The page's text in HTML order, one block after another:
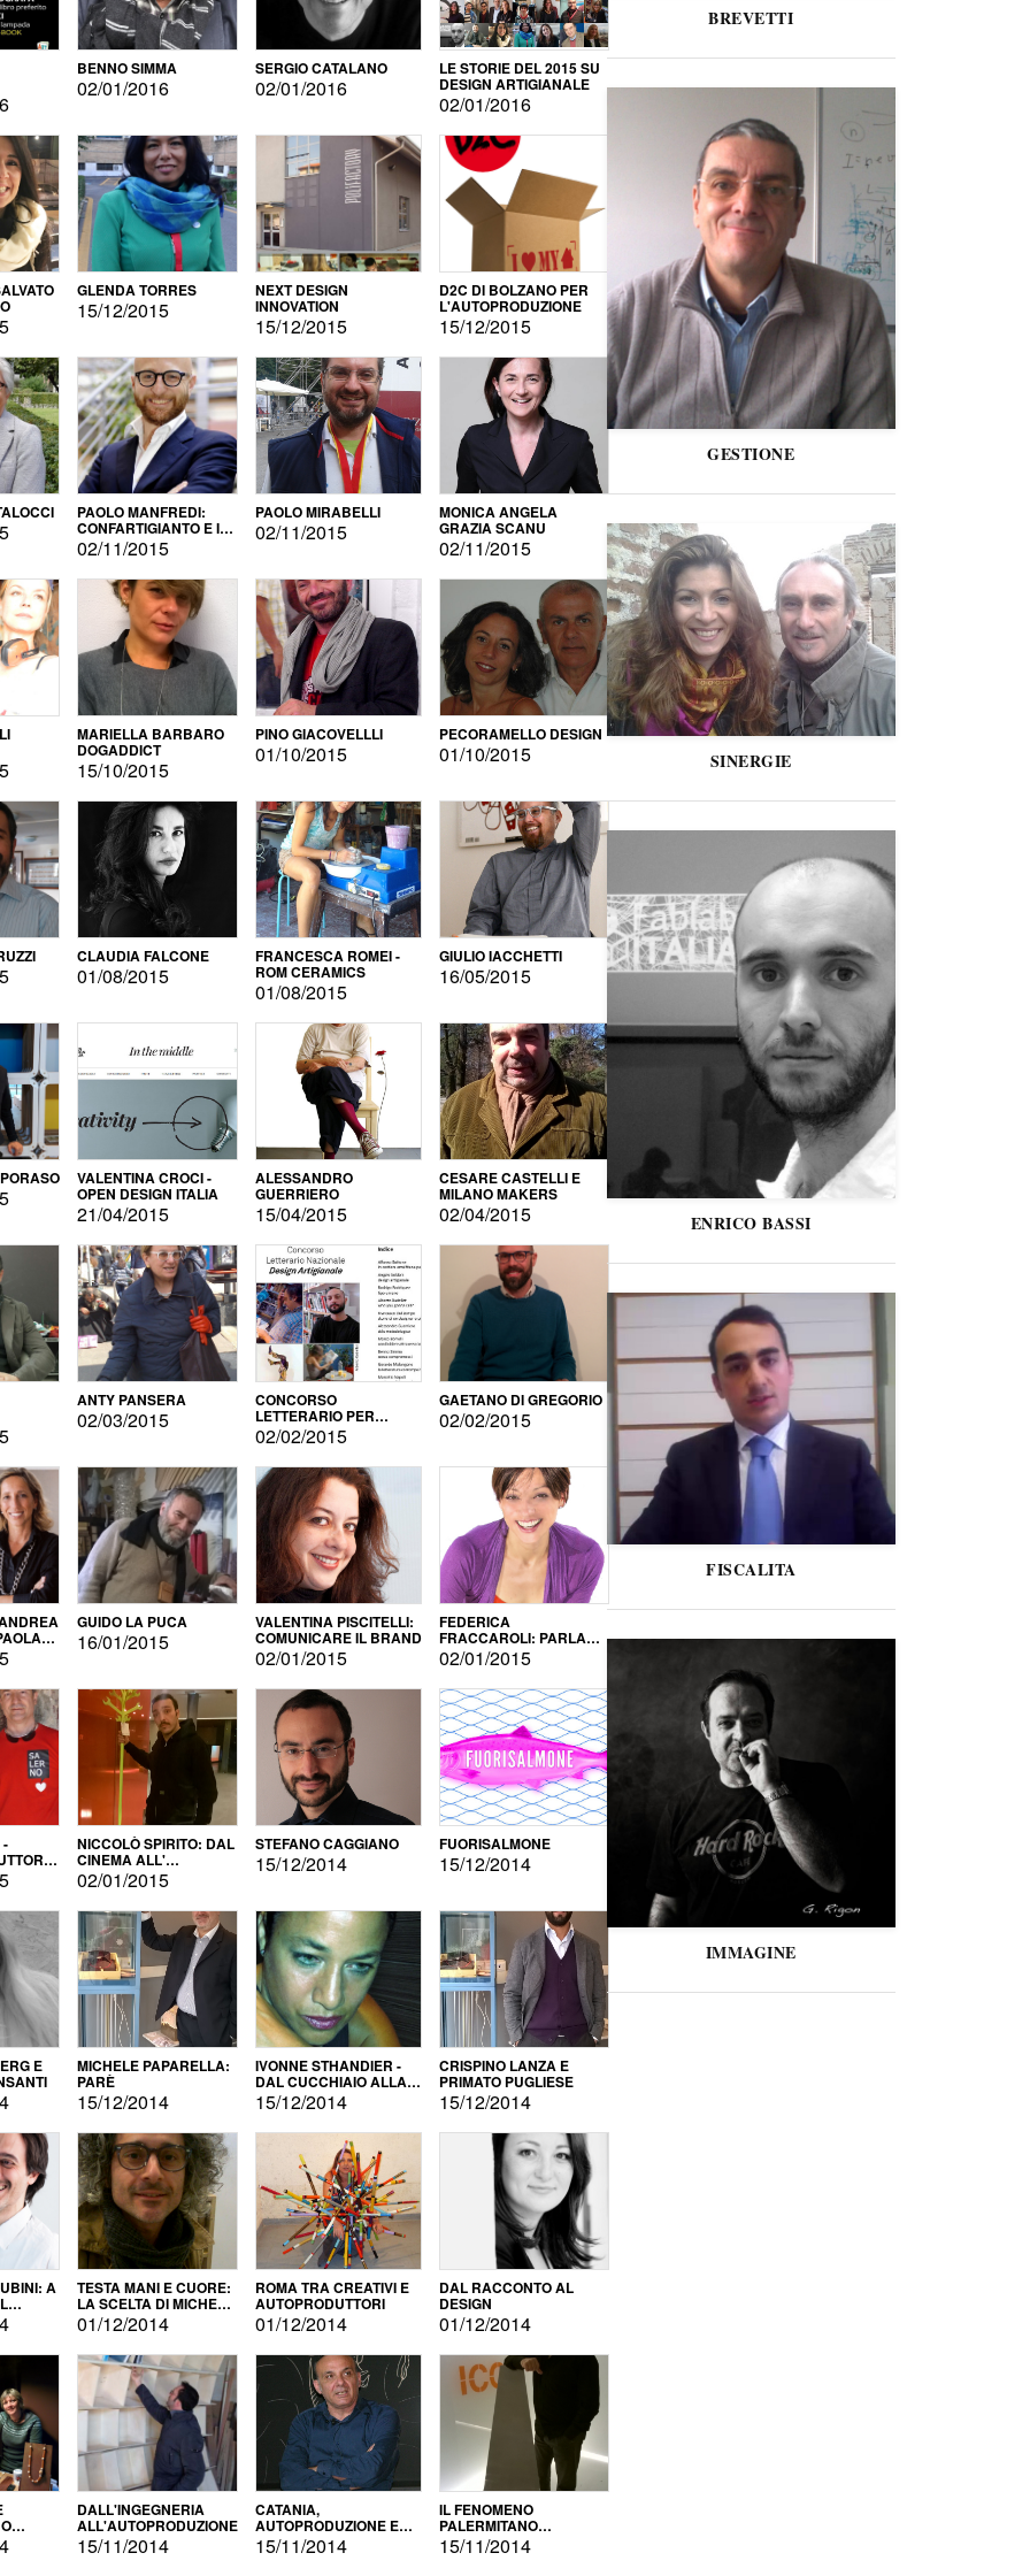
BENNO SIMMA
02/01/2016
SERGIO CATALANO
02/01/2016
LE STORIE DEL 2015 SU
DESIGN ARTIGIANALE
02/01/2016
GLENDA TORRES
15/12/2015
NEXT DESIGN
INNOVATION
15/12/2015
D2C DI BOLZANO PER
L'AUTOPRODUZIONE
15/12/2015
PAOLO MANFREDI:
CONFARTIGIANTO E IL
SONDAGGIO
02/11/2015
PAOLO MIRABELLI
02/11/2015
MONICA ANGELA
GRAZIA SCANU
02/11/2015
MARIELLA BARBARO
DOGADDICT
15/10/2015
PINO GIACOVELLLI
01/10/2015
PECORAMELLO DESIGN
01/10/2015
CLAUDIA FALCONE
01/08/2015
FRANCESCA ROMEI -
ROM CERAMICS
01/08/2015
GIULIO IACCHETTI
16/05/2015
VALENTINA CROCI -
OPEN DESIGN ITALIA
21/04/2015
ALESSANDRO
GUERRIERO
15/04/2015
CESARE CASTELLI E
MILANO MAKERS
02/04/2015
ANTY PANSERA
02/03/2015
CONCORSO
LETTERARIO PER
DESIGNER
02/02/2015
GAETANO DI GREGORIO
02/02/2015
GUIDO LA PUCA
16/01/2015
VALENTINA PISCITELLI:
COMUNICARE IL BRAND
02/01/2015
FEDERICA
FRACCAROLI: PARLARE
LINGUE DIVERSE
02/01/2015
- NICCOLÒ SPIRITO: DAL
CINEMA ALL'
AUTOPRODUZIONE
02/01/2015
STEFANO CAGGIANO
15/12/2014
FUORISALMONE
15/12/2014
E MICHELE PAPARELLA:
PARÈ
15/12/2014
IVONNE STHANDIER -
DAL CUCCHIAIO ALLA
CITTÀ
15/12/2014
CRISPINO LANZA E
PRIMATO PUGLIESE
15/12/2014
A
TESTA MANI E CUORE:
LA SCELTA DI MICHELE
BARBERIO
01/12/2014
ROMA TRA CREATIVI E
AUTOPRODUTTORI
01/12/2014
DAL RACCONTO AL
DESIGN
01/12/2014
DALL'INGEGNERIA
ALL'AUTOPRODUZIONE
15/11/2014
CATANIA,
AUTOPRODUZIONE E
COMMERCIALIZZAZIONE
15/11/2014
IL FENOMENO
PALERMITANO
DELL'AUTOPRODUZIONE
15/11/2014
BREVETTI
GESTIONE
SINERGIE
ENRICO BASSI
FISCALITA
IMMAGINE